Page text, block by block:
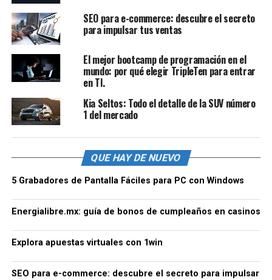
SEO para e-commerce: descubre el secreto
para impulsar tus ventas
El mejor bootcamp de programación en el
mundo: por qué elegir TripleTen para entrar
en TI.
Kia Seltos: Todo el detalle de la SUV número
1 del mercado
QUE HAY DE NUEVO
5 Grabadores de Pantalla Fáciles para PC con Windows
Energialibre.mx: guía de bonos de cumpleaños en casinos
Explora apuestas virtuales con 1win
SEO para e-commerce: descubre el secreto para impulsar